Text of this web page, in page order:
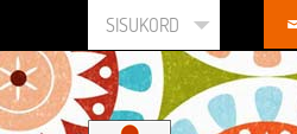
SISUKORD